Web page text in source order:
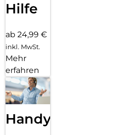
Hilfe
ab 24,99 €
inkl. MwSt.
Mehr
erfahren
Handy